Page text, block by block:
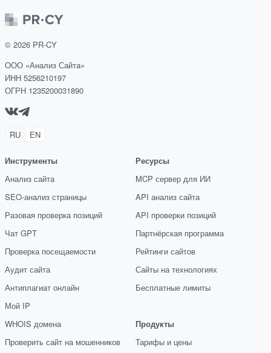
© 2026 PR-CY
ООО «Анализ Сайта»
ИНН 5256210197
ОГРН 1235200031890
RU EN
Инструменты
Анализ сайта
SEO-анализ страницы
Разовая проверка позиций
Чат GPT
Проверка посещаемости
Аудит сайта
Антиплагиат онлайн
Мой IP
WHOIS домена
Проверить сайт на мошенников
Ресурсы
MCP сервер для ИИ
API анализ сайта
API проверки позиций
Партнёрская программа
Рейтинги сайтов
Сайты на технологиях
Бесплатные лимиты
Продукты
Тарифы и цены